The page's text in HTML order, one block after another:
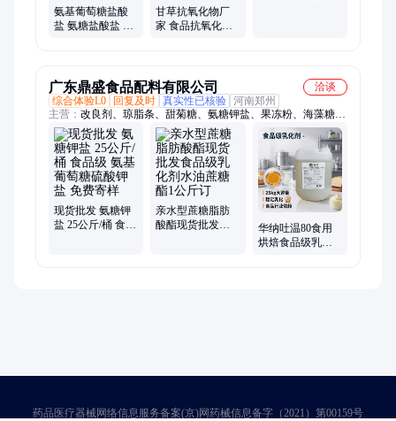
氨基葡萄糖盐酸
盐 氨糖盐酸盐 食
甘草抗氧化物厂
家 食品抗氧化剂
广东鼎盛食品配料有限公司
洽谈
综合体验L0
回复及时 真实性已核验 河南郑州
主营： 改良剂、琼脂条、甜菊糖、氨糖钾盐、果冻粉、海藻糖、
他霉素、增鲜剂、乳化剂、增味剂、起酥油、结冷胶、蛋黄粉、
膨松剂、维生素、调节剂、牛磺酸、亚麻酸、护理剂、酥脆剂、
微囊粉、瓜尔胶、酸奶用、氯化钾、乳酸锌、添加剂
现货批发 氨糖钾
盐 25公斤/桶 食品
亲水型蔗糖脂肪
酸酯现货批发食
华纳吐温80食用
烘焙食品级乳化
药品医疗器械网络信息服务备案(京)网药械信息备字（2021）第00159号